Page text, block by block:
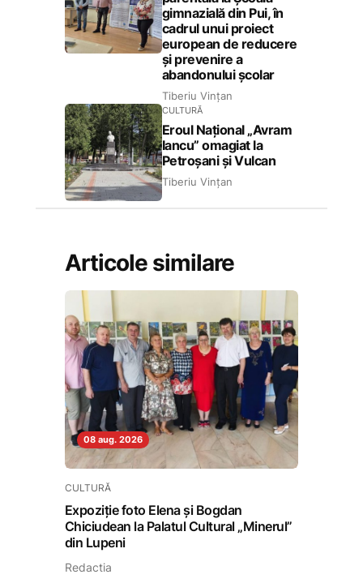
gimnazială din Pui, în
cadrul unui proiect
european de reducere
și prevenire a
abandonului școlar
Tiberiu Vințan
CULTURĂ
Eroul Național „Avram
Iancu” omagiat la
Petroșani și Vulcan
Tiberiu Vințan
Articole similare
08 aug. 2026
CULTURĂ
Expoziție foto Elena și Bogdan
Chiciudean la Palatul Cultural „Minerul”
din Lupeni
Redactia